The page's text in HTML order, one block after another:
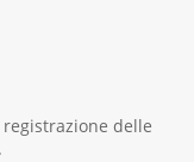
delle